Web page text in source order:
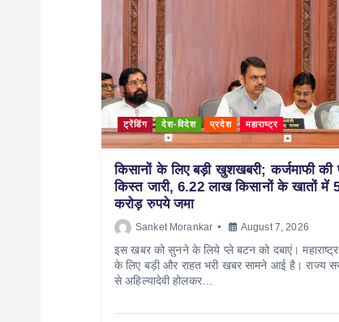
ट्रेंडिंग देश-विदेश प्रदेश महाराष्ट्र
किसानों के लिए बड़ी खुशखबरी; कर्जमाफी की
किस्त जारी, 6.22 लाख किसानों के खातों में
करोड़ रुपये जमा
Sanket Morankar August 7, 2026
इस खबर को सुनने के लिये प्ले बटन को दबाएं।
के लिए बड़ी और राहत भरी खबर सामने आई है। राज्य
से अहिल्यादेवी होलकर…